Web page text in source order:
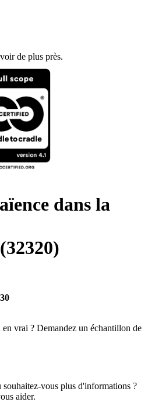
de plus près.
dans la
(32320)
vrai ? Demandez un échantillon de
souhaitez-vous plus d'informations ?
aider.